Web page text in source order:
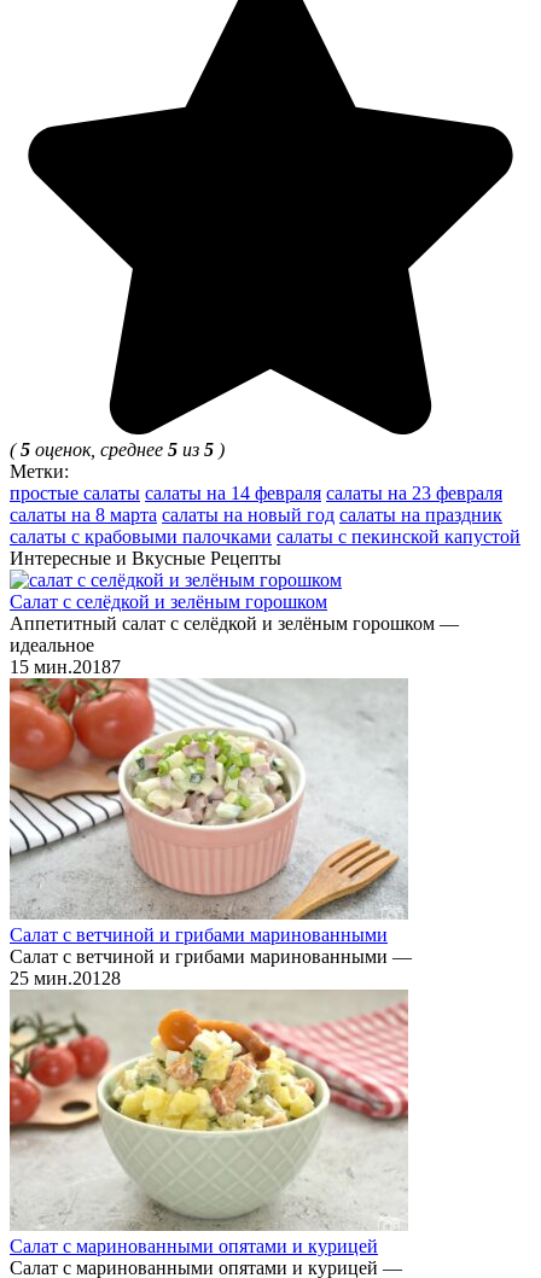
(5 оценок, среднее 5 из 5 )
Метки:
простые салаты салаты на 14 февраля салаты на 23 февраля
салаты на 8 марта салаты на новый год салаты на праздник
салаты с крабовыми палочками салаты с пекинской капустой
Интересные и Вкусные Рецепты
Салат с селёдкой и зелёным горошком
Аппетитный салат с селёдкой и зелёным горошком —
идеальное
15 мин.20187
Салат с ветчиной и грибами маринованными
Салат с ветчиной и грибами маринованными —
25 мин.20128
Салат с маринованными опятами и курицей
Салат с маринованными опятами и курицей —